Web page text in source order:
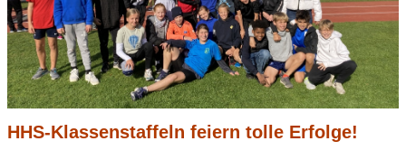
HHS-Klassenstaffeln feiern tolle Erfolge!